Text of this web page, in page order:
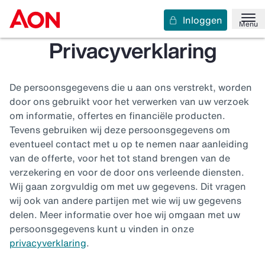
Menu
Inloggen
Privacyverklaring
De persoonsgegevens die u aan ons verstrekt, worden
door ons gebruikt voor het verwerken van uw verzoek
om informatie, offertes en financiële producten.
Tevens gebruiken wij deze persoonsgegevens om
eventueel contact met u op te nemen naar aanleiding
van de offerte, voor het tot stand brengen van de
verzekering en voor de door ons verleende diensten.
Wij gaan zorgvuldig om met uw gegevens. Dit vragen
wij ook van andere partijen met wie wij uw gegevens
delen. Meer informatie over hoe wij omgaan met uw
persoonsgegevens kunt u vinden in onze
privacyverklaring.